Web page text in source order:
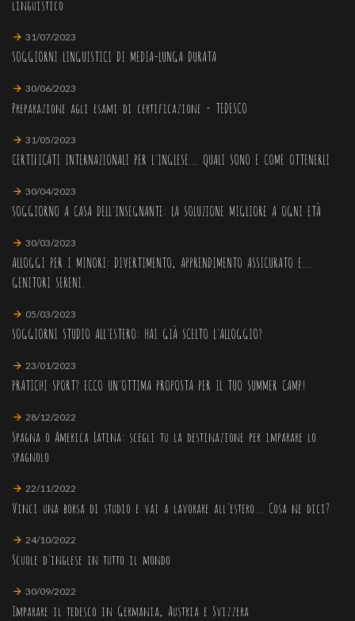
linguistico
31/07/2023
SOGGIORNI LINGUISTICI DI MEDIA-LUNGA DURATA
30/06/2023
Preparazione agli esami di certificazione - TEDESCO
31/05/2023
CERTIFICATI INTERNAZIONALI PER L'INGLESE... QUALI SONO E COME OTTENERLI
30/04/2023
SOGGIORNO A CASA DELL'INSEGNANTE: LA SOLUZIONE MIGLIORE A OGNI ETÀ
30/03/2023
ALLOGGI PER I MINORI: DIVERTIMENTO, APPRENDIMENTO ASSICURATO E...
GENITORI SERENI.
05/03/2023
SOGGIORNI STUDIO ALL'ESTERO: HAI GIÀ SCELTO L'ALLOGGIO?
23/01/2023
PRATICHI SPORT? ECCO UN'OTTIMA PROPOSTA PER IL TUO SUMMER CAMP!
28/12/2022
Spagna o America Latina: scegli tu la destinazione per imparare lo
spagnolo
22/11/2022
Vinci una borsa di studio e vai a lavorare all'estero... Cosa ne dici?
24/10/2022
Scuole d'inglese in tutto il mondo
30/09/2022
Imparare il tedesco in Germania, Austria e Svizzera